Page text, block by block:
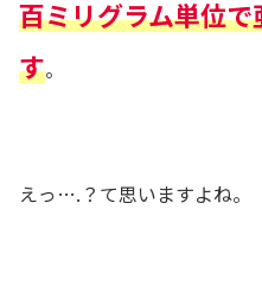
百ミリグラム単位
す。
えっ….？て思いますよね。